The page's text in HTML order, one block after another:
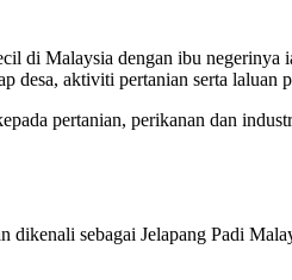
di Malaysia dengan ibu
desa, aktiviti pertanian serta
pertanian, perikanan dan
dikenali sebagai Jelapang Padi